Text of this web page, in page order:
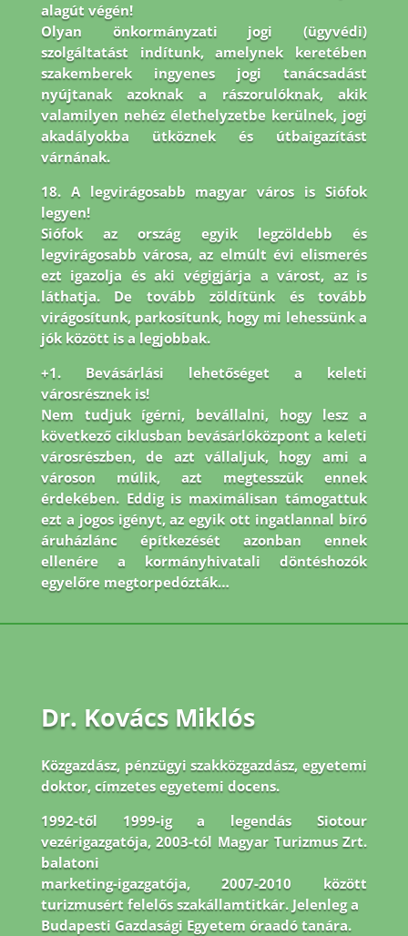
alagút végén!
Olyan önkormányzati jogi (ügyvédi)
szolgáltatást indítunk, amelynek keretében
szakemberek ingyenes jogi tanácsadást
nyújtanak azoknak a rászorulóknak, akik
valamilyen nehéz élethelyzetbe kerülnek, jogi
akadályokba ütköznek és útbaigazítást
várnának.
18. A legvirágosabb magyar város is Siófok
legyen!
Siófok az ország egyik legzöldebb és
legvirágosabb városa, az elmúlt évi elismerés
ezt igazolja és aki végigjárja a várost, az is
láthatja. De tovább zöldítünk és tovább
virágosítunk, parkosítunk, hogy mi lehessünk a
jók között is a legjobbak.
+1. Bevásárlási lehetőséget a keleti
városrésznek is!
Nem tudjuk ígérni, bevállalni, hogy lesz a
következő ciklusban bevásárlóközpont a keleti
városrészben, de azt vállaljuk, hogy ami a
városon múlik, azt megtesszük ennek
érdekében. Eddig is maximálisan támogattuk
ezt a jogos igényt, az egyik ott ingatlannal bíró
áruházlánc építkezését azonban ennek
ellenére a kormányhivatali döntéshozók
egyelőre megtorpedózták…
Dr. Kovács Miklós
Közgazdász, pénzügyi szakközgazdász, egyetemi
doktor, címzetes egyetemi docens.
1992-től 1999-ig a legendás Siotour
vezérigazgatója, 2003-tól Magyar Turizmus Zrt.
balatoni
marketing-igazgatója, 2007-2010 között
turizmusért felelős szakállamtitkár. Jelenleg a
Budapesti Gazdasági Egyetem óraadó tanára.